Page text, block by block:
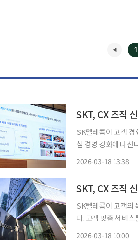
1
SKT, CX 조직
SK텔레콤이 고객 경
심 경영 강화에 나선
2026-03-18 13:38
SKT, CX 조직
SK텔레콤이 고객의
다. 고객 맞춤 서비스를 제
2026-03-18 10:00